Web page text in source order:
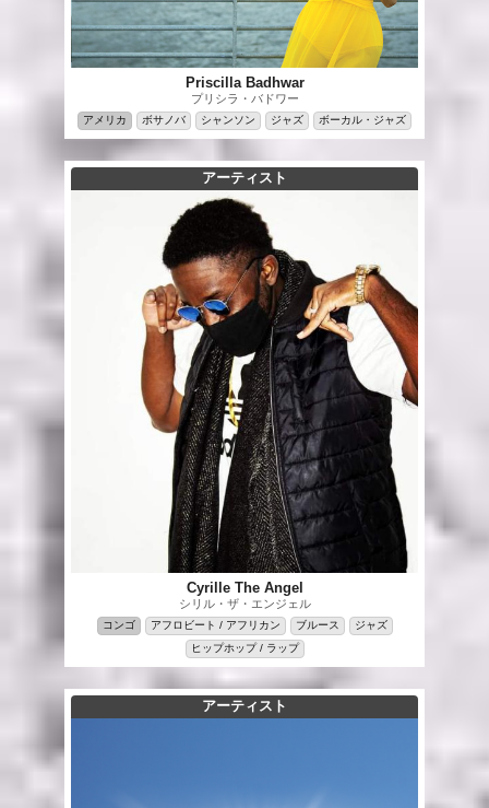
Priscilla Badhwar
プリシラ・バドワー
アメリカ ボサノバ シャンソン ジャズ ボーカル・ジャズ
アーティスト
Cyrille The Angel
シリル・ザ・エンジェル
コンゴ アフロビート / アフリカン ブルース
ジャズ
ヒップホップ / ラップ
アーティスト